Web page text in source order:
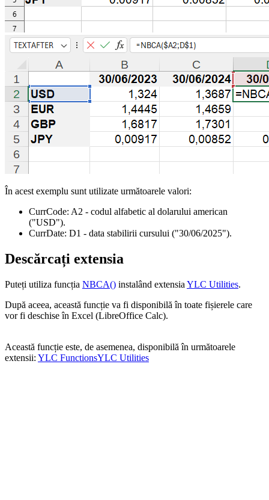
În acest exemplu sunt utilizate următoarele valori:
CurrCode: A2 - codul alfabetic al dolarului american
("USD").
CurrDate: D1 - data stabilirii cursului ("30/06/2025").
Descărcați extensia
Puteți utiliza funcția NBCA() instalând extensia YLC Utilities.
După aceea, această funcție va fi disponibilă în toate fișierele care
vor fi deschise în Excel (LibreOffice Calc).
Această funcție este, de asemenea, disponibilă în următoarele
extensii: YLC FunctionsYLC Utilities